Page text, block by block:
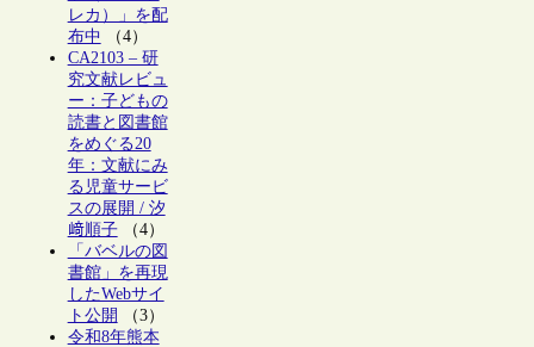
レカ）」を配
布中 （4）
CA2103 – 研
究文献レビュ
ー：子どもの
読書と図書館
をめぐる20
年：文献にみ
る児童サービ
スの展開 / 汐
﨑順子（4）
「バベルの図
書館」を再現
したWebサイ
ト公開
（3）
令和8年熊本